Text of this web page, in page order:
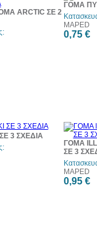
ARCTIC ΣΕ 2
ΓΟΜΑ
MAPED
0,75 €
3 ΣΧΕΔΙΑ
ΓΟΜΑ
ΣΕ 3
MAPED
0,95 €